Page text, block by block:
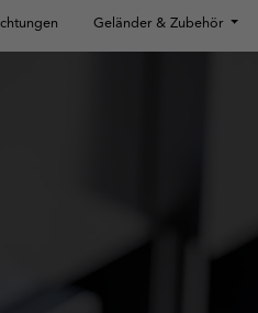
Geländer & Zubehör